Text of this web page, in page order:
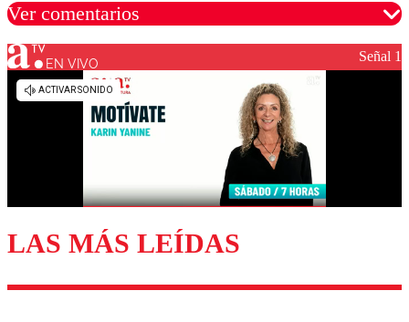
Ver comentarios
Los comentarios son moderados para garantizar un
diálogo respetuoso.
Enviar comentario
EN VIVO Señal 1
LAS MÁS LEÍDAS